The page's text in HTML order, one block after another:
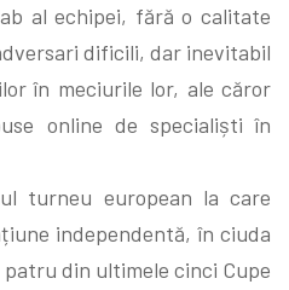
al echipei, fără o calitate
dificili, dar inevitabil
în meciurile lor, ale căror
online de specialiști în
turneu european la care
independentă, în ciuda
din ultimele cinci Cupe